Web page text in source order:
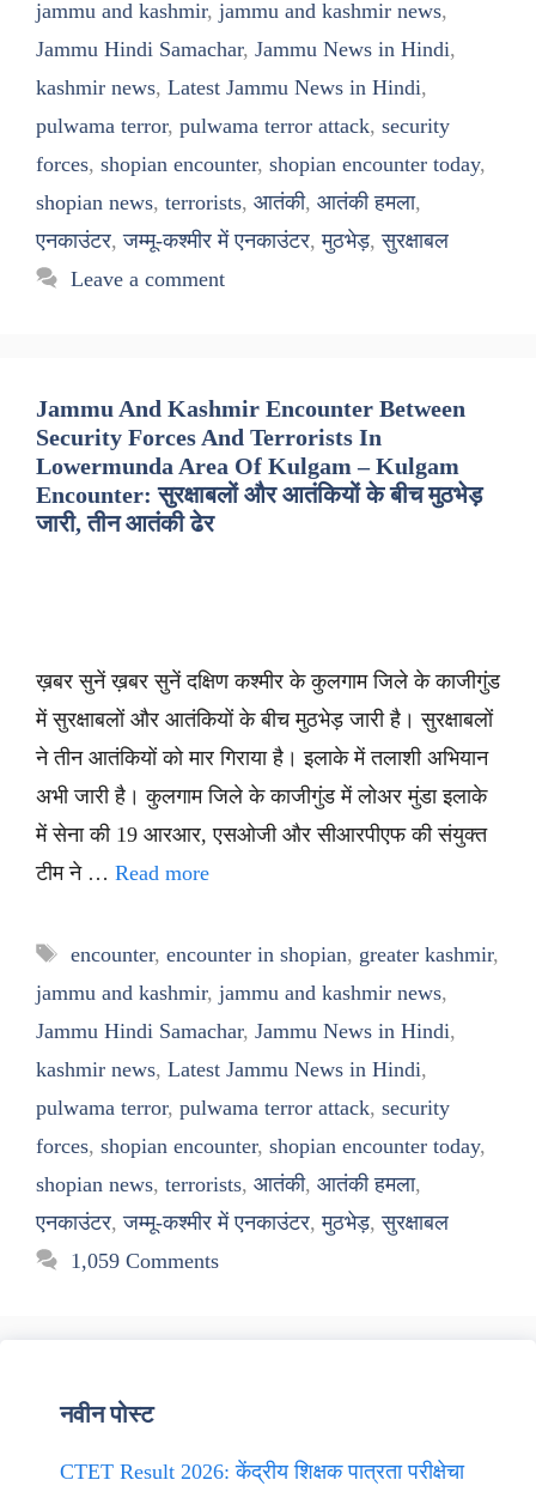
jammu and kashmir, jammu and kashmir news,
Jammu Hindi Samachar, Jammu News in Hindi,
kashmir news, Latest Jammu News in Hindi,
pulwama terror, pulwama terror attack, security
forces, shopian encounter, shopian encounter today,
shopian news, terrorists, आतंकी, आतंकी हमला,
एनकाउंटर,जम्मू-कश्मीर में एनकाउंटर,मुठभेड़,सुरक्षाबल
Leave a comment
Jammu And Kashmir Encounter Between
Security Forces And Terrorists In
Lowermunda Area Of Kulgam – Kulgam
Encounter: सुरक्षाबलों और आतंकियों के बीच मुठभेड़
जारी, तीन आतंकी ढेर
ख़बर सुनें ख़बर सुनें दक्षिण कश्मीर के कुलगाम जिले के काजीगुंड
में सुरक्षाबलों और आतंकियों के बीच मुठभेड़ जारी है। सुरक्षाबलों
ने तीन आतंकियों को मार गिराया है। इलाके में तलाशी अभियान
अभी जारी है। कुलगाम जिले के काजीगुंड में लोअर मुंडा इलाके
में सेना की 19 आरआर, एसओजी और सीआरपीएफ की संयुक्त
टीम ने … Read more
Tags
encounter, encounter in shopian, greater kashmir,
jammu and kashmir, jammu and kashmir news,
Jammu Hindi Samachar, Jammu News in Hindi,
kashmir news, Latest Jammu News in Hindi,
pulwama terror, pulwama terror attack, security
forces, shopian encounter, shopian encounter today,
shopian news, terrorists, आतंकी, आतंकी हमला,
एनकाउंटर,जम्मू-कश्मीर में एनकाउंटर,मुठभेड़,सुरक्षाबल
1,059 Comments
नवीन पोस्ट
CTET Result 2026: केंद्रीय शिक्षक पात्रता परीक्षेचा